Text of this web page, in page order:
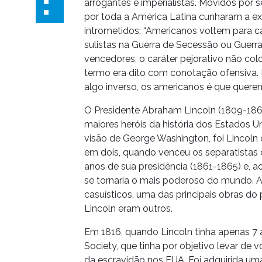
arrogantes e imperialistas. Movidos por
por toda a América Latina cunharam a
intrometidos: “Americanos voltem para
sulistas na Guerra de Secessão ou
vencedores, o caráter pejorativo não
termo era dito com conotação
algo inverso, os americanos é que
O Presidente Abraham Lincoln (1809-
maiores heróis da história dos Estados
visão de George Washington, foi
em dois, quando venceu os
anos de sua presidência (1861-1865) e,
se tornaria o mais poderoso do mundo.
casuísticos, uma das principais obras
Lincoln eram outros.
Em 1816, quando Lincoln tinha apenas
Society, que tinha por objetivo levar de